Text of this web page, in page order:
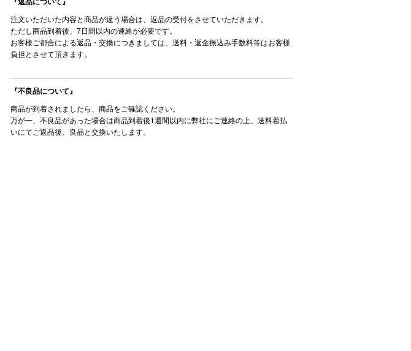
注文いただいた内容と商品が違う場合は、返品の受付をさせていただきます。
ただし商品到着後、7日間以内の連絡が必要です。
お客様ご都合による返品・交換につきましては、送料・返金振込み手数料等はお客様
負担とさせて頂きます。
『不良品について』
商品が到着されましたら、商品をご確認ください。
万が一、不良品があった場合は商品到着後1週間以内に弊社にご連絡の上、送料着払
いにてご返品後、良品と交換いたします。